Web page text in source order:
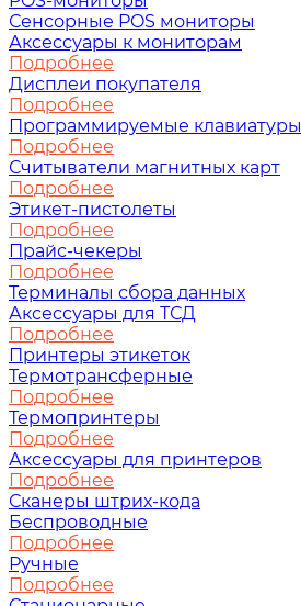
Сенсорные POS мониторы
Аксессуары к мониторам
Подробнее
Дисплеи покупателя
Подробнее
Программируемые клавиатуры
Подробнее
Считыватели магнитных карт
Подробнее
Этикет-пистолеты
Подробнее
Прайс-чекеры
Подробнее
Терминалы сбора данных
Аксессуары для ТСД
Подробнее
Принтеры этикеток
Термотрансферные
Подробнее
Термопринтеры
Подробнее
Аксессуары для принтеров
Подробнее
Сканеры штрих-кода
Беспроводные
Подробнее
Ручные
Подробнее